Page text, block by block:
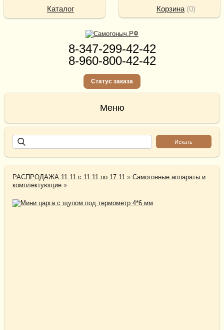
8-347-299-42-42
8-960-800-42-42
Статус заказа
РАСПРОДАЖА 11.11 с 11.11 по 17.11 »Самогонные аппараты и
комплектующие »
Корзина(0)
Каталог